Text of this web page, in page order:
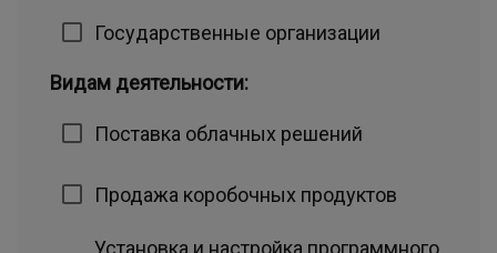
Государственные организации
Видам деятельности:
Поставка облачных решений
Продажа коробочных продуктов
Установка и настройка программного